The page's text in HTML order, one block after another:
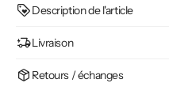
Description de l'article
Livraison
Retours / échanges